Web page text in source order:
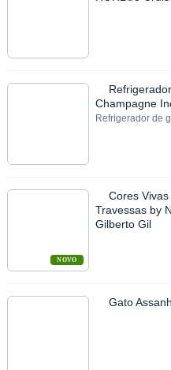
Champagne
Refrigerador de
NOVO
Cores
Travessas by
Gilberto Gil
Gato